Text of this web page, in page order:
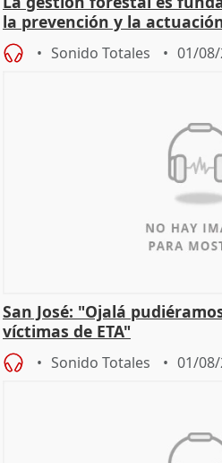
la prevención y la
Sonido Totales 01/
San José: "Ojalá
víctimas de ETA"
Sonido Totales 01/